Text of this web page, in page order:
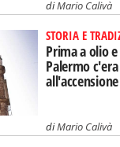
diMario Calivà
STORIA E
Prima a olio
Palermo
diMario Calivà